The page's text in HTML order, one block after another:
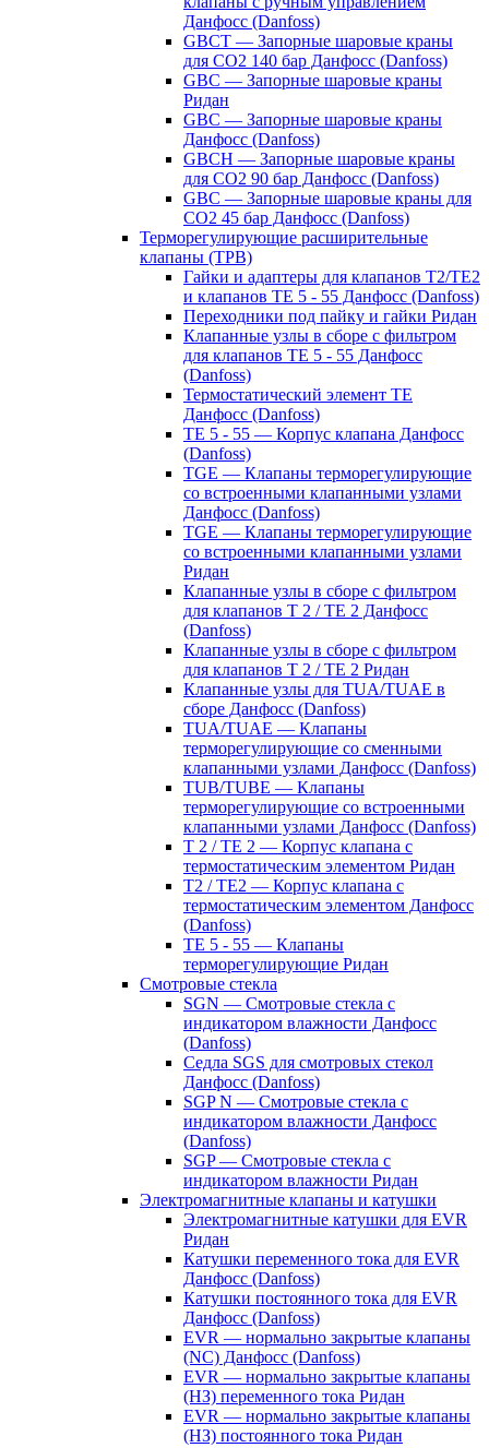
Данфосс (Danfoss)
GBCT — Запорные шаровые краны
для CO2 140 бар Данфосс (Danfoss)
GBC — Запорные шаровые краны
Ридан
GBC — Запорные шаровые краны
Данфосс (Danfoss)
GBCH — Запорные шаровые краны
для CO2 90 бар Данфосс (Danfoss)
GBC — Запорные шаровые краны для
CO2 45 бар Данфосс (Danfoss)
Терморегулирующие расширительные
клапаны (ТРВ)
Гайки и адаптеры для клапанов T2/TE2
и клапанов TE 5 - 55 Данфосс (Danfoss)
Переходники под пайку и гайки Ридан
Клапанные узлы в сборе с фильтром
для клапанов TE 5 - 55 Данфосс
(Danfoss)
Термостатический элемент TE
Данфосс (Danfoss)
TE 5 - 55 — Корпус клапана Данфосс
(Danfoss)
TGE — Клапаны терморегулирующие
со встроенными клапанными узлами
Данфосс (Danfoss)
TGE — Клапаны терморегулирующие
со встроенными клапанными узлами
Ридан
Клапанные узлы в сборе с фильтром
для клапанов T 2 / TE 2 Данфосс
(Danfoss)
Клапанные узлы в сборе с фильтром
для клапанов T 2 / TE 2 Ридан
Клапанные узлы для TUA/TUAE в
сборе Данфосс (Danfoss)
TUA/TUAE — Клапаны
терморегулирующие со сменными
клапанными узлами Данфосс (Danfoss)
TUB/TUBE — Клапаны
терморегулирующие со встроенными
клапанными узлами Данфосс (Danfoss)
T 2 / TE 2 — Корпус клапана с
термостатическим элементом Ридан
T2 / TE2 — Корпус клапана с
термостатическим элементом Данфосс
(Danfoss)
TE 5 - 55 — Клапаны
терморегулирующие Ридан
Смотровые стекла
SGN — Смотровые стекла с
индикатором влажности Данфосс
(Danfoss)
Седла SGS для смотровых стекол
Данфосс (Danfoss)
SGP N — Смотровые стекла с
индикатором влажности Данфосс
(Danfoss)
SGP — Смотровые стекла с
индикатором влажности Ридан
Электромагнитные клапаны и катушки
Электромагнитные катушки для EVR
Ридан
Катушки переменного тока для EVR
Данфосс (Danfoss)
Катушки постоянного тока для EVR
Данфосс (Danfoss)
EVR — нормально закрытые клапаны
(NC) Данфосс (Danfoss)
EVR — нормально закрытые клапаны
(НЗ) переменного тока Ридан
EVR — нормально закрытые клапаны
(НЗ) постоянного тока Ридан